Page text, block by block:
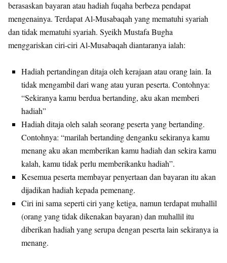
berasaskan bayaran atau hadiah fuqaha berbeza pendapat
mengenainya. Terdapat Al-Musabaqah yang mematuhi syariah
dan tidak mematuhi syariah. Syeikh Mustafa Bugha
menggariskan ciri-ciri Al-Musabaqah diantaranya ialah:
Hadiah pertandingan ditaja oleh kerajaan atau orang lain. Ia
tidak mengambil dari wang atau yuran peserta. Contohnya:
“Sekiranya kamu berdua bertanding, aku akan memberi
hadiah”
Hadiah ditaja oleh salah seorang peserta yang bertanding.
Contohnya: “marilah bertanding denganku sekiranya kamu
menang aku akan memberikan kamu hadiah dan sekira kamu
kalah, kamu tidak perlu memberikanku hadiah”.
Kesemua peserta membayar penyertaan dan bayaran itu akan
dijadikan hadiah kepada pemenang.
Ciri ini sama seperti ciri yang ketiga, namun terdapat muhallil
(orang yang tidak dikenakan bayaran) dan muhallil itu
diberikan hadiah yang serupa dengan peserta lain sekiranya ia
menang.